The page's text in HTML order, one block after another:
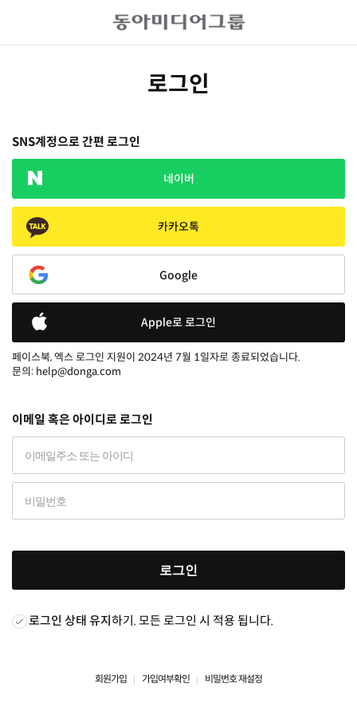
로그인
SNS계정으로 간편 로그인
네이버
카카오톡
Google
Apple로 로그인
페이스북, 엑스 로그인 지원이 2024년 7월 1일자로 종료되었습니다.
문의: help@donga.com
이메일 혹은 아이디로 로그인
로그인
로그인 상태 유지하기. 모든 로그인 시 적용 됩니다.
회원가입 가입여부확인 비밀번호 재설정